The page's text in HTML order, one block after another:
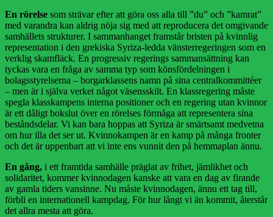
En rörelse som strävar efter att göra oss alla till ”du” och ”kamrat”
med varandra kan aldrig nöja sig med att reproducera det omgivande
samhällets strukturer. I sammanhanget framstår bristen på kvinnlig
representation i den grekiska Syriza-ledda vänsterregeringen som en
verklig skamfläck. En progressiv regerings sammansättning kan
tyckas vara en fråga av samma typ som könsfördelningen i
bolagsstyrelserna – borgarklassens namn på sina centralkommittéer
– men är i själva verket något väsensskilt. En klassregering måste
spegla klasskampens interna positioner och en regering utan kvinnor
är ett dåligt bokslut över en rörelses förmåga att representera sina
beståndsdelar. Vi kan bara hoppas att Syriza är smärtsamt medvetna
om hur illa det ser ut. Kvinnokampen är en kamp på många fronter
och det är uppenbart att vi inte ens vunnit den på hemmaplan ännu.
En gång, i ett framtida samhälle präglat av frihet, jämlikhet och
solidaritet, kommer kvinnodagen kanske att vara en dag av firande
av gamla tiders vansinne. Nu måste kvinnodagen, ännu ett tag till,
förbli en internationell kampdag. För hur långt vi än kommit, återstår
det allra mesta att göra.